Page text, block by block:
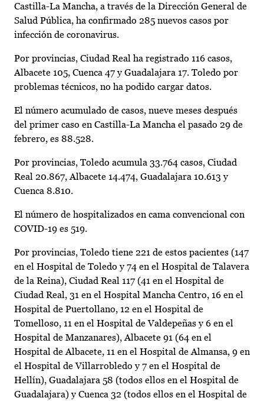
Castilla-La Mancha, a través de la Dirección General de
Salud Pública, ha confirmado 285 nuevos casos por
infección de coronavirus.
Por provincias, Ciudad Real ha registrado 116 casos,
Albacete 105, Cuenca 47 y Guadalajara 17. Toledo por
problemas técnicos, no ha podido cargar datos.
El número acumulado de casos, nueve meses después
del primer caso en Castilla-La Mancha el pasado 29 de
febrero, es 88.528.
Por provincias, Toledo acumula 33.764 casos, Ciudad
Real 20.867, Albacete 14.474, Guadalajara 10.613 y
Cuenca 8.810.
El número de hospitalizados en cama convencional con
COVID-19 es 519.
Por provincias, Toledo tiene 221 de estos pacientes (147
en el Hospital de Toledo y 74 en el Hospital de Talavera
de la Reina), Ciudad Real 117 (41 en el Hospital de
Ciudad Real, 31 en el Hospital Mancha Centro, 16 en el
Hospital de Puertollano, 12 en el Hospital de
Tomelloso, 11 en el Hospital de Valdepeñas y 6 en el
Hospital de Manzanares), Albacete 91 (64 en el
Hospital de Albacete, 11 en el Hospital de Almansa, 9 en
el Hospital de Villarrobledo y 7 en el Hospital de
Hellín), Guadalajara 58 (todos ellos en el Hospital de
Guadalajara) y Cuenca 32 (todos ellos en el Hospital de